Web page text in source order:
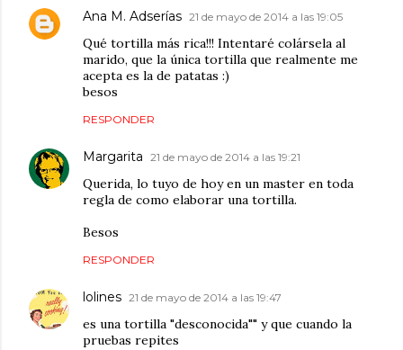
Ana M. Adserías 21 de mayo de 2014 a las 19:05
Qué tortilla más rica!!! Intentaré colársela al
marido, que la única tortilla que realmente me
acepta es la de patatas :)
besos
RESPONDER
Margarita 21 de mayo de 2014 a las 19:21
Querida, lo tuyo de hoy en un master en toda
regla de como elaborar una tortilla.
Besos
RESPONDER
lolines 21 de mayo de 2014 a las 19:47
es una tortilla "desconocida"" y que cuando la
pruebas repites